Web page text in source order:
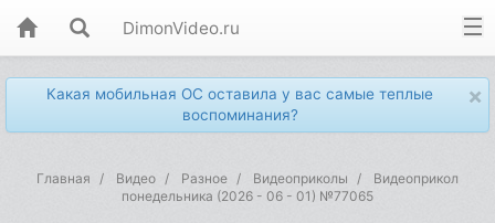
DimonVideo.ru
×
Какая мобильная ОС оставила у вас самые теплые
воспоминания?
Главная Видео Разное Видеоприколы
Видеоприкол
понедельника (2026 - 06 - 01) №77065